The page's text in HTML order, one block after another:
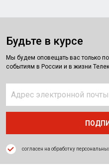
Будьте в курсе
Мы будем оповещать вас только
событиям в России и в жизни
согласен на обработку